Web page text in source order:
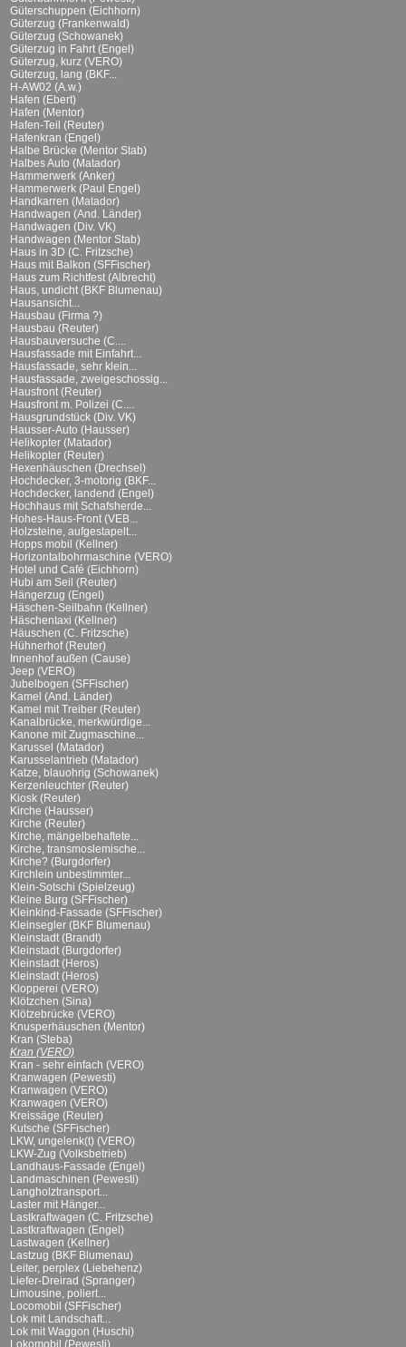
Güterschuppen (Eichhorn)
Güterzug (Frankenwald)
Güterzug (Schowanek)
Güterzug in Fahrt (Engel)
Güterzug, kurz (VERO)
Güterzug, lang (BKF...
H-AW02 (A.w.)
Hafen (Ebert)
Hafen (Mentor)
Hafen-Teil (Reuter)
Hafenkran (Engel)
Halbe Brücke (Mentor Stab)
Halbes Auto (Matador)
Hammerwerk (Anker)
Hammerwerk (Paul Engel)
Handkarren (Matador)
Handwagen (And. Länder)
Handwagen (Div. VK)
Handwagen (Mentor Stab)
Haus in 3D (C. Fritzsche)
Haus mit Balkon (SFFischer)
Haus zum Richtfest (Albrecht)
Haus, undicht (BKF Blumenau)
Hausansicht...
Hausbau (Firma ?)
Hausbau (Reuter)
Hausbauversuche (C....
Hausfassade mit Einfahrt...
Hausfassade, sehr klein...
Hausfassade, zweigeschossig...
Hausfront (Reuter)
Hausfront m. Polizei (C....
Hausgrundstück (Div. VK)
Hausser-Auto (Hausser)
Helikopter (Matador)
Helikopter (Reuter)
Hexenhäuschen (Drechsel)
Hochdecker, 3-motorig (BKF...
Hochdecker, landend (Engel)
Hochhaus mit Schafsherde...
Hohes-Haus-Front (VEB...
Holzsteine, aufgestapelt...
Hopps mobil (Kellner)
Horizontalbohrmaschine (VERO)
Hotel und Café (Eichhorn)
Hubi am Seil (Reuter)
Hängerzug (Engel)
Häschen-Seilbahn (Kellner)
Häschentaxi (Kellner)
Häuschen (C. Fritzsche)
Hühnerhof (Reuter)
Innenhof außen (Cause)
Jeep (VERO)
Jubelbogen (SFFischer)
Kamel (And. Länder)
Kamel mit Treiber (Reuter)
Kanalbrücke, merkwürdige...
Kanone mit Zugmaschine...
Karussel (Matador)
Karusselantrieb (Matador)
Katze, blauohrig (Schowanek)
Kerzenleuchter (Reuter)
Kiosk (Reuter)
Kirche (Hausser)
Kirche (Reuter)
Kirche, mängelbehaftete...
Kirche, transmoslemische...
Kirche? (Burgdorfer)
Kirchlein unbestimmter...
Klein-Sotschi (Spielzeug)
Kleine Burg (SFFischer)
Kleinkind-Fassade (SFFischer)
Kleinsegler (BKF Blumenau)
Kleinstadt (Brandt)
Kleinstadt (Burgdorfer)
Kleinstadt (Heros)
Kleinstadt (Heros)
Klopperei (VERO)
Klötzchen (Sina)
Klötzebrücke (VERO)
Knusperhäuschen (Mentor)
Kran (Steba)
Kran (VERO)
Kran - sehr einfach (VERO)
Kranwagen (Pewesti)
Kranwagen (VERO)
Kranwagen (VERO)
Kreissäge (Reuter)
Kutsche (SFFischer)
LKW, ungelenk(t) (VERO)
LKW-Zug (Volksbetrieb)
Landhaus-Fassade (Engel)
Landmaschinen (Pewesti)
Langholztransport...
Laster mit Hänger...
Lastkraftwagen (C. Fritzsche)
Lastkraftwagen (Engel)
Lastwagen (Kellner)
Lastzug (BKF Blumenau)
Leiter, perplex (Liebehenz)
Liefer-Dreirad (Spranger)
Limousine, poliert...
Locomobil (SFFischer)
Lok mit Landschaft...
Lok mit Waggon (Huschi)
Lokomobil (Pewesti)